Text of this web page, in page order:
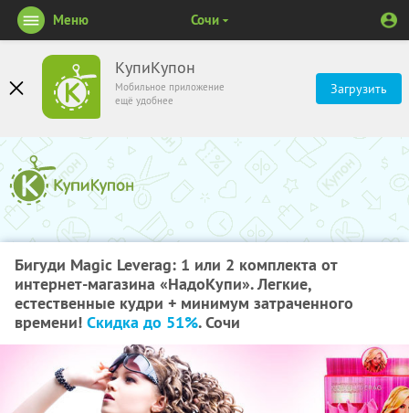
КупиКупон
Мобильное приложение
ещё удобнее
Загрузить
Меню Сочи
Бигуди Magic Leverag: 1 или 2 комплекта от
интернет-магазина «НадоКупи». Легкие,
естественные кудри + минимум затраченного
времени! Скидка до 51%. Сочи